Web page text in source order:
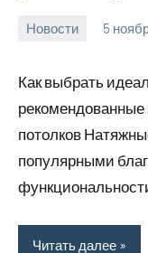
Новости 5
Как выбрать
потолков
популярными
Читать далее